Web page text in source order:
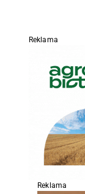
Reklama
Reklama